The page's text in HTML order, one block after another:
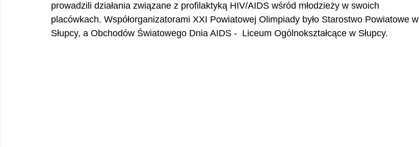
prowadzili działania związane z profilaktyką HIV/AIDS wśród młodzieży w swoich
placówkach. Współorganizatorami XXI Powiatowej Olimpiady było Starostwo Powiatowe w
Słupcy, a Obchodów Światowego Dnia AIDS -  Liceum Ogólnokształcące w Słupcy.